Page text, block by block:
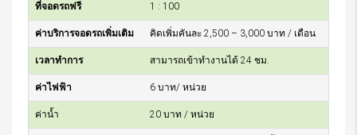
ที่จอดรถฟรี 1 : 100
ค่าบริการจอดรถเพิ่มเติม คิดเพิ่มคันละ 2,500 – 3,000 บาท / เดือน
เวลาทำการ สามารถเข้าทำงานได้ 24 ชม.
ค่าไฟฟ้า 6 บาท/ หน่วย
ค่าน้ำ 20 บาท / หน่วย